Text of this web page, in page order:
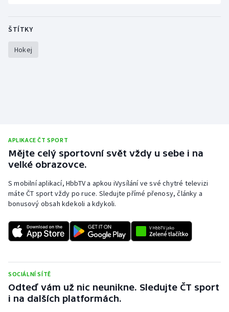
ŠTÍTKY
Hokej
APLIKACE ČT SPORT
Mějte celý sportovní svět vždy u sebe i na
velké obrazovce.
S mobilní aplikací, HbbTV a apkou iVysílání ve své chytré televizi
máte ČT sport vždy po ruce. Sledujte přímé přenosy, články a
bonusový obsah kdekoli a kdykoli.
SOCIÁLNÍ SÍTĚ
Odteď vám už nic neunikne. Sledujte ČT sport
i na dalších platformách.